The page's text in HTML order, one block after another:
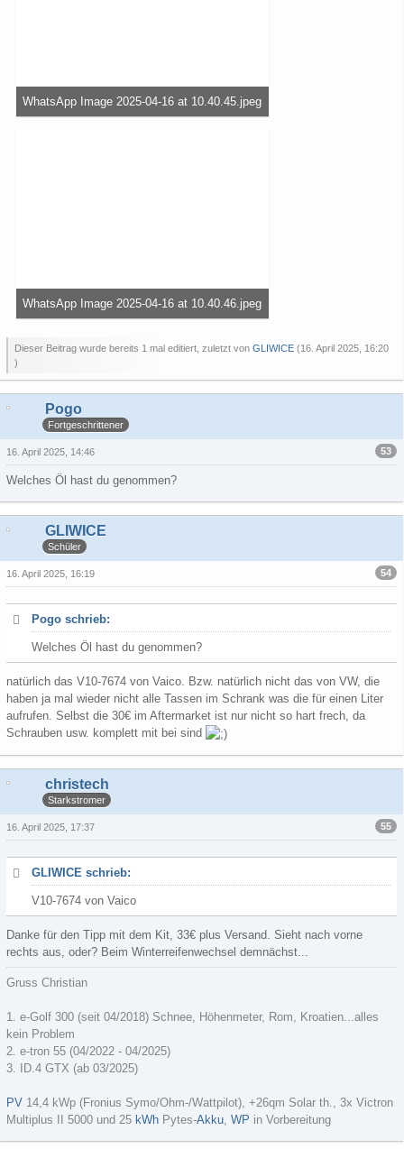
WhatsApp Image 2025-04-16 at 10.40.45.jpeg
77,81 kB, 337×600, 32 mal angesehen
WhatsApp Image 2025-04-16 at 10.40.46.jpeg
65,91 kB, 337×600, 33 mal angesehen
Dieser Beitrag wurde bereits 1 mal editiert, zuletzt von GLIWICE (16. April 2025, 16:20
)
Pogo
Fortgeschrittener
53
16. April 2025, 14:46
Welches Öl hast du genommen?
GLIWICE
Schüler
54
16. April 2025, 16:19
Pogo schrieb:
Welches Öl hast du genommen?
natürlich das V10-7674 von Vaico. Bzw. natürlich nicht das von VW, die
haben ja mal wieder nicht alle Tassen im Schrank was die für einen Liter
aufrufen. Selbst die 30€ im Aftermarket ist nur nicht so hart frech, da
Schrauben usw. komplett mit bei sind
christech
Starkstromer
55
16. April 2025, 17:37
GLIWICE schrieb:
V10-7674 von Vaico
Danke für den Tipp mit dem Kit, 33€ plus Versand. Sieht nach vorne
rechts aus, oder? Beim Winterreifenwechsel demnächst...
Gruss Christian
1. e-Golf 300 (seit 04/2018) Schnee, Höhenmeter, Rom, Kroatien...alles
kein Problem
2. e-tron 55 (04/2022 - 04/2025)
3. ID.4 GTX (ab 03/2025)
PV 14,4 kWp (Fronius Symo/Ohm-/Wattpilot), +26qm Solar th., 3x Victron
Multiplus II 5000 und 25 kWh Pytes-Akku WP in Vorbereitung